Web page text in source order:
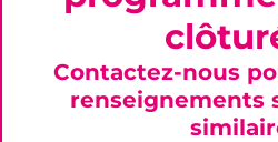
Contactez-nous
renseignements